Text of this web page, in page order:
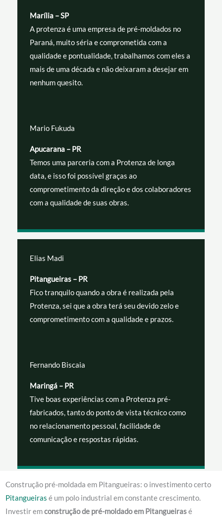
Marília – SP
A protenza é uma empresa de pré-moldados no
Paraná, muito séria e comprometida com a
qualidade e pontualidade, trabalhamos com eles a
mais de uma década e não deixaram a desejar em
nenhum quesito.
Mario Fukuda
Apucarana – PR
Temos uma parceria com a Protenza de longa
data, e isso foi possível graças ao
comprometimento da direção e dos colaboradores
com a qualidade de suas obras.
Elias Madi
Pitangueiras – PR
Fico tranquilo quando a obra é realizada pela
Protenza, sei que a obra terá seu devido zelo e
comprometimento com a qualidade e prazos.
Fernando Biscaia
Maringá – PR
Tive boas experiências com a Protenza pré-
fabricados, tanto do ponto de vista técnico como
no relacionamento pessoal, facilidade de
comunicação e respostas rápidas.
Construção pré-moldada em Pitangueiras: o investimento certo
Pitangueiras é um polo industrial em constante crescimento.
Investir emconstrução de pré-moldado em Pitangueirasé